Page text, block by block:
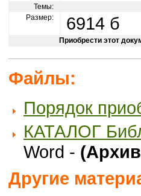
Темы:
Размер:
6914 б
Приобрести этот
Файлы:
Порядок
КАТАЛОГ
Word -
Другие